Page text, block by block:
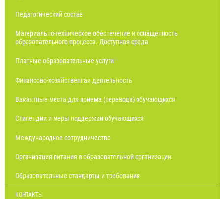
Педагогический состав
Материально-техническое обеспечение и оснащенность
образовательного процесса. Доступная среда
Платные образовательные услуги
Финансово-хозяйственная деятельность
Вакантные места для приема (перевода) обучающихся
Стипендии и меры поддержки обучающихся
Международное сотрудничество
Организация питания в образовательной организации
Образовательные стандарты и требования
КОНТАКТЫ